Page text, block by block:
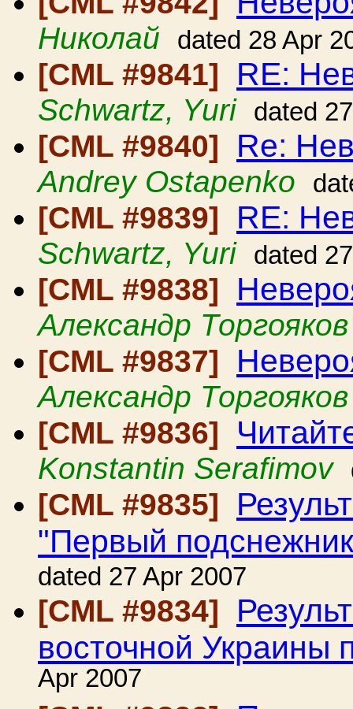
Николай dated 28 Apr
[CML #9841] RE:
Schwartz, Yuri dated
[CML #9840] Re:
Andrey Ostapenko
[CML #9839] RE:
Schwartz, Yuri dated
[CML #9838]
Александр Торгояков
[CML #9837]
Александр Торгояков
[CML #9836]
Konstantin Serafimov
[CML #9835]
"Первый
dated 27 Apr 2007
[CML #9834]
восточной Украины
Apr 2007